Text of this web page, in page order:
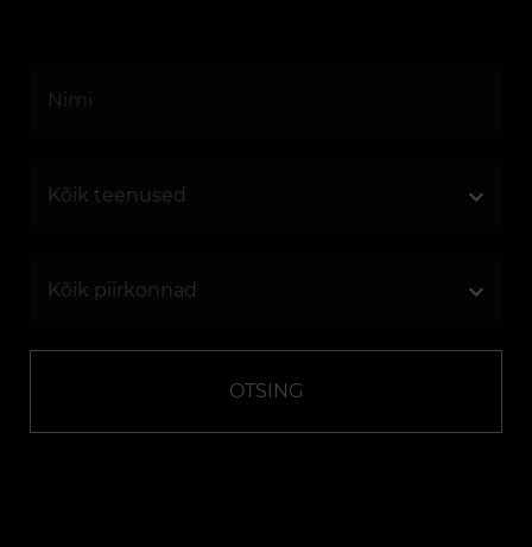
OTSING